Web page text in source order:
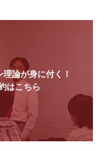
論が身に付く！
はこちら